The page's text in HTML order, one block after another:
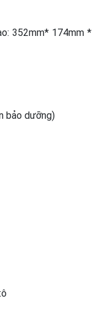
352mm* 174mm *
bảo dưỡng)